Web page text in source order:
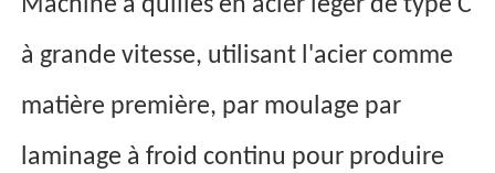
Machine à quilles en acier léger de type C
à grande vitesse, utilisant l'acier comme
matière première, par moulage par
laminage à froid continu pour produire